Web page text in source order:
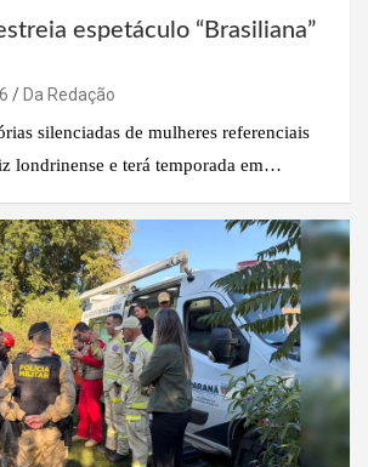
espetáculo “Brasiliana”
Da Redação
silenciadas de mulheres referenciais
londrinense e terá temporada em…